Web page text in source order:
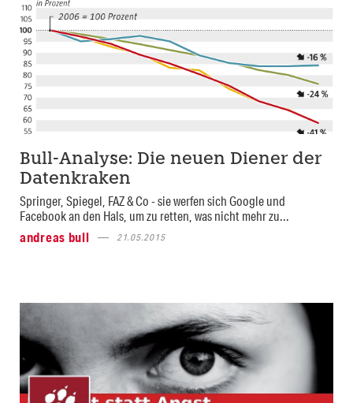
Bull-Analyse: Die neuen Diener der
Datenkraken
Springer, Spiegel, FAZ & Co - sie werfen sich Google und
Facebook an den Hals, um zu retten, was nicht mehr zu...
andreas bull
21.05.2015